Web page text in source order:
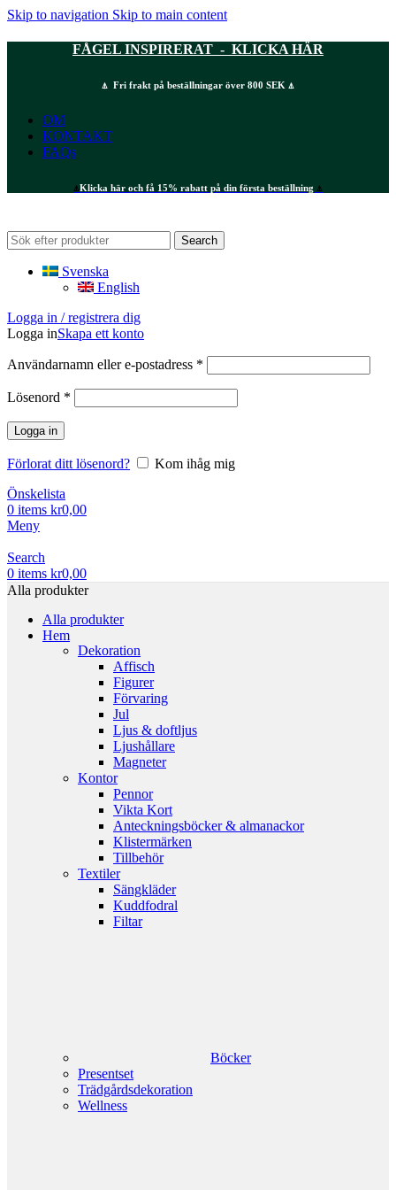
Skip to navigation Skip to main content
FÅGEL INSPIRERAT - KLICKA HÄR
⍋ Fri frakt på beställningar över 800 SEK ⍋
OM
KONTAKT
FAQs
⍋Klicka här och få 15% rabatt på din första beställning ⍋
Search
Svenska
English
Logga in / registrera dig
Logga inSkapa ett konto
Användarnamn eller e-postadress *
Lösenord *
Logga in
Förlorat ditt lösenord?
Kom ihåg mig
Önskelista
0 items kr0,00
Meny
Search
0 items kr0,00
Alla produkter
Alla produkter
Hem
Dekoration
Affisch
Figurer
Förvaring
Jul
Ljus & doftljus
Ljushållare
Magneter
Kontor
Pennor
Vikta Kort
Anteckningsböcker & almanackor
Klistermärken
Tillbehör
Textiler
Sängkläder
Kuddfodral
Filtar
Böcker
Presentset
Trädgårdsdekoration
Wellness